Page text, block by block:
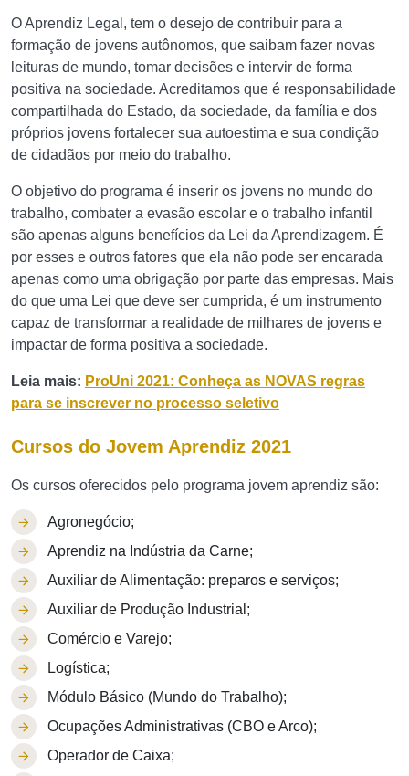
O Aprendiz Legal, tem o desejo de contribuir para a
formação de jovens autônomos, que saibam fazer novas
leituras de mundo, tomar decisões e intervir de forma
positiva na sociedade. Acreditamos que é responsabilidade
compartilhada do Estado, da sociedade, da família e dos
próprios jovens fortalecer sua autoestima e sua condição
de cidadãos por meio do trabalho.
O objetivo do programa é inserir os jovens no mundo do
trabalho, combater a evasão escolar e o trabalho infantil
são apenas alguns benefícios da Lei da Aprendizagem. É
por esses e outros fatores que ela não pode ser encarada
apenas como uma obrigação por parte das empresas. Mais
do que uma Lei que deve ser cumprida, é um instrumento
capaz de transformar a realidade de milhares de jovens e
impactar de forma positiva a sociedade.
Leia mais: ProUni 2021: Conheça as NOVAS regras
para se inscrever no processo seletivo
Cursos do Jovem Aprendiz 2021
Os cursos oferecidos pelo programa jovem aprendiz são:
Agronegócio;
Aprendiz na Indústria da Carne;
Auxiliar de Alimentação: preparos e serviços;
Auxiliar de Produção Industrial;
Comércio e Varejo;
Logística;
Módulo Básico (Mundo do Trabalho);
Ocupações Administrativas (CBO e Arco);
Operador de Caixa;